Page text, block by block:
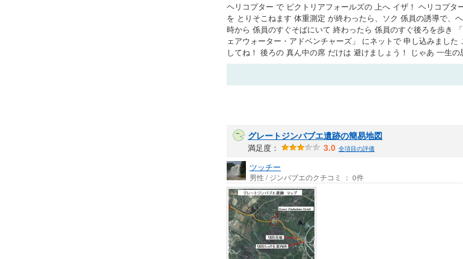
ヘリコプター で ビクトリアフォールズの 上へ イザ！ ヘリコプ
を とりそこねます 体重測定 が終わったら、ソク 係員の誘導で、
時から 係員のすぐそばにいて 終わったら 係員のすぐ後ろを歩き
ェアウォーター・アドベンチャーズ」 にネットで 申し込みまし
してね！ 後ろの 真ん中の席 だけは 避けましょう！ じゃあ 一生
グレートジンバブエ遺跡の簡易地図
満足度： 3.0 全項目の評価
ツッチー
男性 / ジンバブエのクチコミ ： 0件